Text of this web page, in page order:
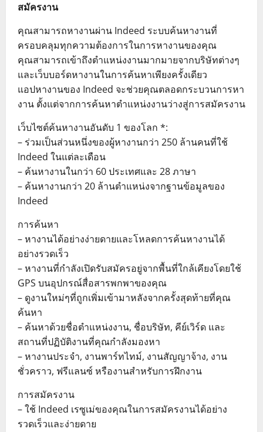
สมัครงาน
คุณสามารถหางานผ่าน Indeed ระบบค้นหางานที่
ครอบคลุมทุกความต้องการในการหางานของคุณ
คุณสามารถเข้าถึงตำแหน่งงานมากมายจากบริษัทต่างๆ
และเว็บบอร์ดหางานในการค้นหาเพียงครั้งเดียว
แอปหางานของ Indeed จะช่วยคุณตลอดกระบวนการหา
งาน ตั้งแต่จากการค้นหาตำแหน่งงานว่างสู่การสมัครงาน
เว็บไซต์ค้นหางานอันดับ 1 ของโลก *:
– ร่วมเป็นส่วนหนึ่งของผู้หางานกว่า 250 ล้านคนที่ใช้
Indeed ในแต่ละเดือน
– ค้นหางานในกว่า 60 ประเทศและ 28 ภาษา
– ค้นหางานกว่า 20 ล้านตำแหน่งจากฐานข้อมูลของ
Indeed
การค้นหา
– หางานได้อย่างง่ายดายและโหลดการค้นหางานได้
อย่างรวดเร็ว
– หางานที่กำลังเปิดรับสมัครอยู่จากพื้นที่ใกล้เคียงโดยใช้
GPS บนอุปกรณ์สื่อสารพกพาของคุณ
– ดูงานใหม่ๆที่ถูกเพิ่มเข้ามาหลังจากครั้งสุดท้ายที่คุณ
ค้นหา
– ค้นหาด้วยชื่อตำแหน่งงาน, ชื่อบริษัท, คีย์เวิร์ด และ
สถานที่ปฏิบัติงานที่คุณกำลังมองหา
– หางานประจำ, งานพาร์ทไทม์, งานสัญญาจ้าง, งาน
ชั่วคราว, ฟรีแลนซ์ หรืองานสำหรับการฝึกงาน
การสมัครงาน
– ใช้ Indeed เรซูเม่ของคุณในการสมัครงานได้อย่าง
รวดเร็วและง่ายดาย